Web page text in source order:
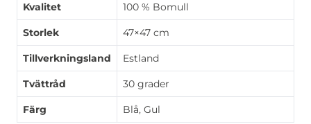
Kvalitet 100 % Bomull
Storlek 47×47 cm
Tillverkningsland Estland
Tvättråd 30 grader
Färg Blå, Gul